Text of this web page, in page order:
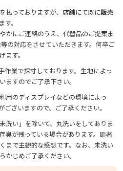
払っておりますが、店舗にて既に販売
。
かにご連絡のうえ、代替品のご提案ま
の対応をさせていただきます。何卒ご
ます。
作業で採寸しております。生地によっ
ますのでご了承下さい。
用のディスプレイなどの環境によっ
ざいますので、ご了承ください。
洗い」を除いて、丸洗いをしてありま
臭が残っている場合があります。顕著
まで主観的な感想です。なお、未洗い
かじめご了承ください。